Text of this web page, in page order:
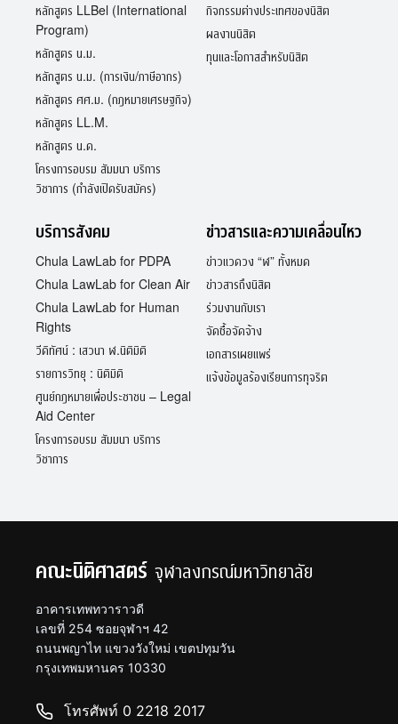
หลักสูตร LLBel (International
Program)
หลักสูตร น.ม.
หลักสูตร น.ม. (การเงิน/ภาษีอากร)
หลักสูตร ศศ.ม. (กฎหมายเศรษฐกิจ)
หลักสูตร LL.M.
หลักสูตร น.ด.
โครงการอบรม สัมมนา บริการ
วิชาการ (กำลังเปิดรับสมัคร)
กิจกรรมต่างประเทศของนิสิต
ผลงานนิสิต
ทุนและโอกาสสำหรับนิสิต
บริการสังคม
Chula LawLab for PDPA
Chula LawLab for Clean Air
Chula LawLab for Human
Rights
วีดิทัศน์ : เสวนา ฬ.นิติมิติ
รายการวิทยุ : นิติมิติ
ศูนย์กฎหมายเพื่อประชาชน – Legal
Aid Center
โครงการอบรม สัมมนา บริการ
วิชาการ
ข่าวสารและความเคลื่อนไหว
ข่าวแวดวง “ฬ” ทั้งหมด
ข่าวสารถึงนิสิต
ร่วมงานกับเรา
จัดซื้อจัดจ้าง
เอกสารเผยแพร่
แจ้งข้อมูลร้องเรียนการทุจริต
คณะนิติศาสตร์ จุฬาลงกรณ์มหาวิทยาลัย
อาคารเทพทวาราวดี
เลขที่ 254 ซอยจุฬาฯ 42
ถนนพญาไท แขวงวังใหม่ เขตปทุมวัน
กรุงเทพมหานคร 10330
โทรศัพท์ 0 2218 2017